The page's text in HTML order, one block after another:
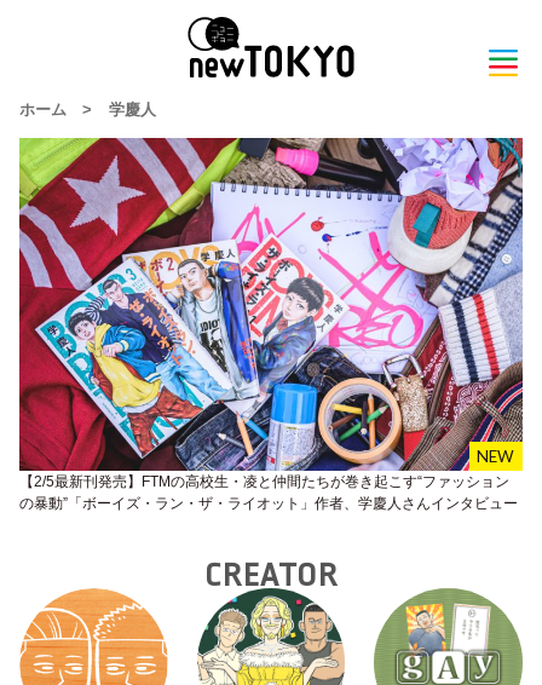
ホーム > 学慶人
【2/5最新刊発売】FTMの高校生・凌と仲間たちが巻き起こす“ファッション
の暴動”「ボーイズ・ラン・ザ・ライオット」作者、学慶人さんインタビュー
CREATOR